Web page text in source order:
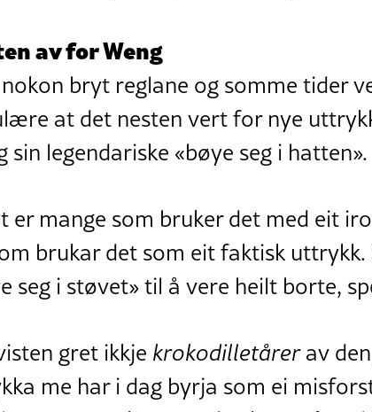
av for Weng
bryt reglane og somme tider
at det nesten vert for nye
sin legendariske «bøye seg i hatten».
er mange som bruker det med eit
brukar det som eit faktisk
seg i støvet» til å vere heilt borte,
gret ikkje krokodilletårerav
me har i dag byrja som ei